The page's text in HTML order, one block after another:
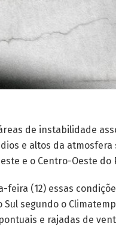
de instabilidade
e altos da
e o Centro-Oeste do
feira (12) essas
Sul segundo o
e rajadas de